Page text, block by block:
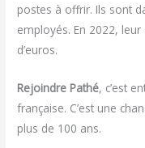
postes à offrir. Ils sont
employés. En 2022,
d’euros.
Rejoindre Pathé, c’est
française. C’est une
plus de 100 ans.